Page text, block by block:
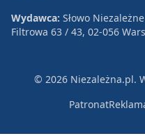
Wydawca: Słowo
Filtrowa 63 / 43, 02-056
© 2026 Niezależna.pl.
Patronat